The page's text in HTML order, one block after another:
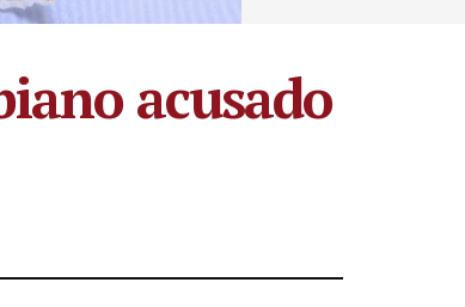
acusado